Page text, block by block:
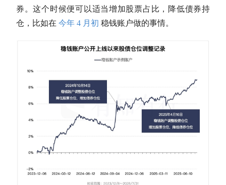
券。这个时候便可以适当增加股票占比，降低债券持
仓，比如在 今年 4 月初 稳钱账户做的事情。